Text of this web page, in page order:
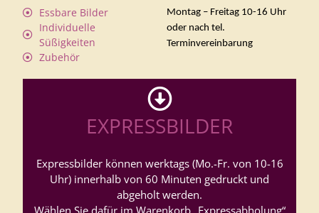
Essbare Bilder
Individuelle
Süßigkeiten
Zubehör
Montag – Freitag 10-16 Uhr
oder nach tel.
Terminvereinbarung
EXPRESSBILDER
Expressbilder können werktags (Mo.-Fr. von 10-16
Uhr) innerhalb von 60 Minuten gedruckt und
abgeholt werden.